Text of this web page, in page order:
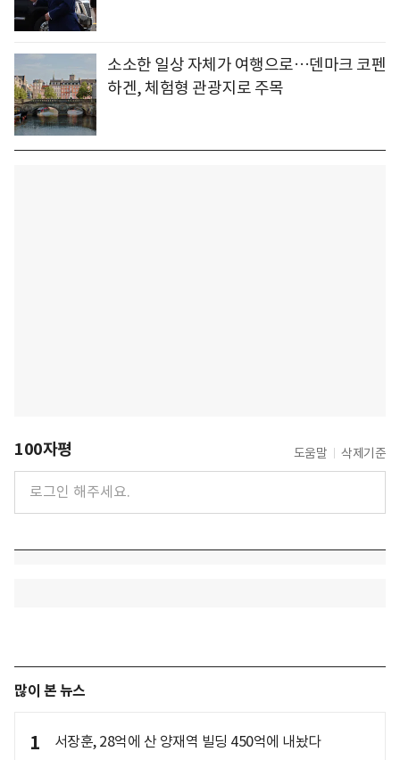
소소한 일상 자체가 여행으로…덴마크 코펜
하겐, 체험형 관광지로 주목
100자평 도움말 삭제기준
많이 본 뉴스
1 서장훈, 28억에 산 양재역 빌딩 450억에 내놨다